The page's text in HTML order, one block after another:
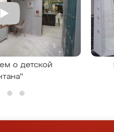
о детской